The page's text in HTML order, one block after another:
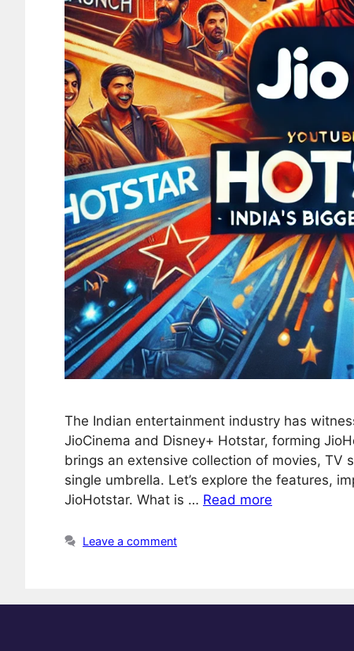
The Indian entertainment industry has
JioCinema and Disney+ Hotstar, forming
brings an extensive collection of movies, TV
single umbrella. Let’s explore the features,
JioHotstar. What is … Read more
Leave a comment